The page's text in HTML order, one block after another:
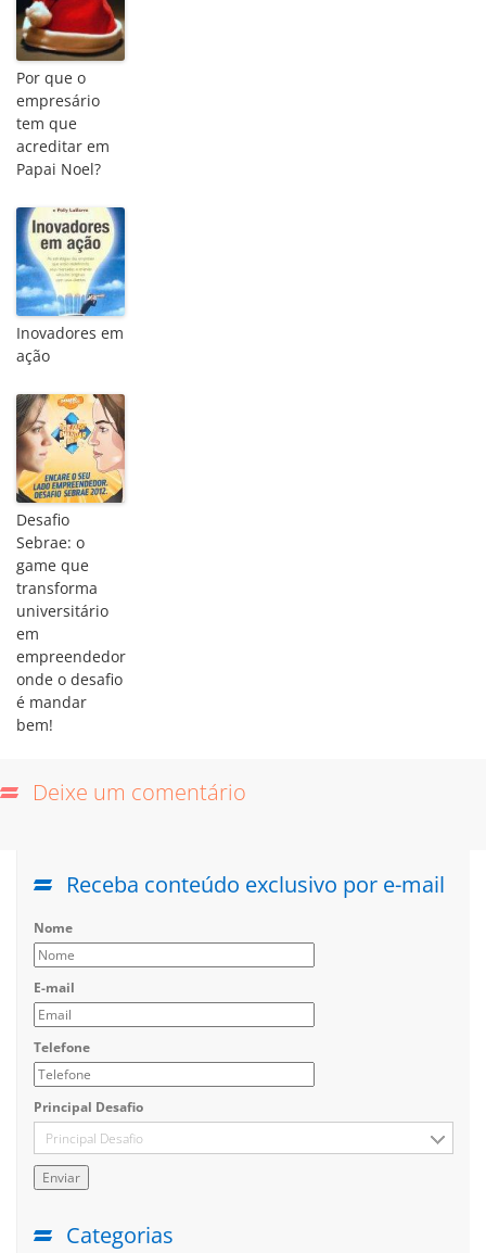
Por que o
empresário
tem que
acreditar em
Papai Noel?
Inovadores em
ação
Desafio
Sebrae: o
game que
transforma
universitário
em
empreendedor
onde o desafio
é mandar
bem!
Deixe um comentário
Receba conteúdo exclusivo por e-mail
Nome
E-mail
Telefone
Principal Desafio
Principal Desafio
Categorias